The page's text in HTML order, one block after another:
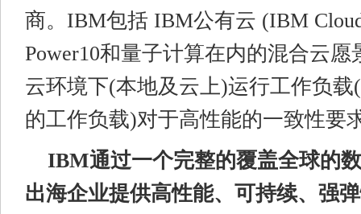
商。IBM包括 IBM公有云 (IBM
Power10和量子计算在内的混合云
云环境下(本地及云上)运行工作负
的工作负载)对于高性能的一致性要
IBM通过一个完整的覆盖全球的
出海企业提供高性能、 可持续、强